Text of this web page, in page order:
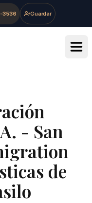
3536 Guardar
- San
de